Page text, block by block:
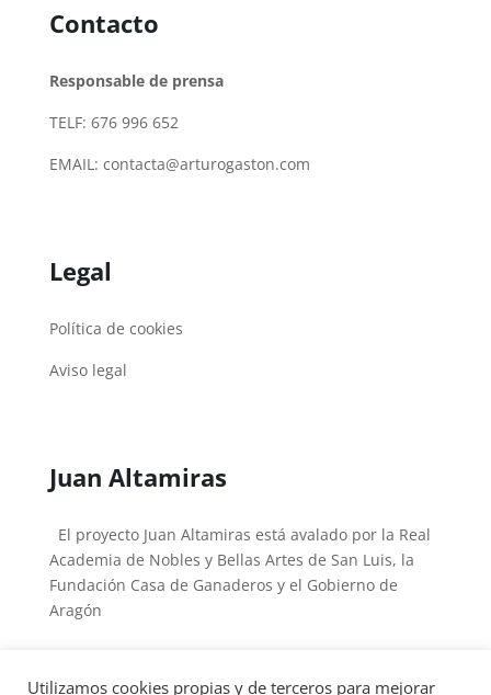
Contacto
Responsable de prensa
TELF: 676 996 652
EMAIL: contacta@arturogaston.com
Legal
Política de cookies
Aviso legal
Juan Altamiras
El proyecto Juan Altamiras está avalado por la Real
Academia de Nobles y Bellas Artes de San Luis, la
Fundación Casa de Ganaderos y el Gobierno de
Aragón
Utilizamos cookies propias y de terceros para mejorar